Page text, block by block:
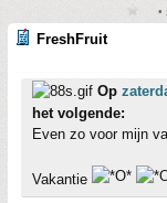
•
FreshFruit
Op
het volgende:
Even zo voor mijn
Vakantie